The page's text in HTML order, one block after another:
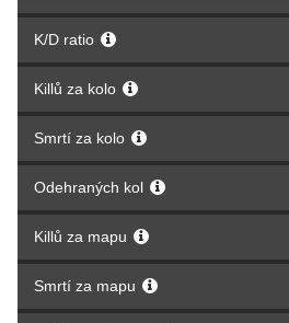
K/D ratio
Killů za kolo
Smrtí za kolo
Odehraných kol
Killů za mapu
Smrtí za mapu